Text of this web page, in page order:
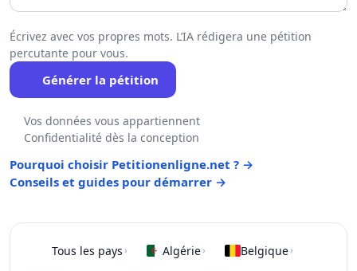
Écrivez avec vos propres mots. L’IA rédigera une pétition
percutante pour vous.
Générer la pétition
Vos données vous appartiennent
Confidentialité dès la conception
Pourquoi choisir Petitionenligne.net ? →
Conseils et guides pour démarrer →
Tous les pays › Algérie› Belgique›